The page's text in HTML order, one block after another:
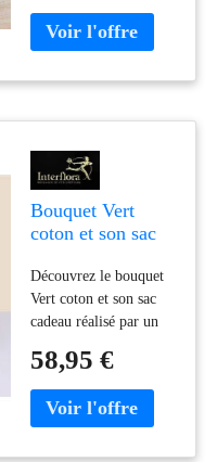
l'essentiel pour un
apéritif réussi, à offrir
Bouquet Vert
coton et son sac
Interflora
Découvrez le bouquet
Vert coton et son sac
cadeau réalisé par un
réseau Interflora.
Livraison rapide avec
remise en main propre
58,95 €